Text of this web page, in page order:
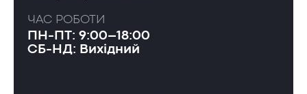
ЧАС РОБОТИ
ПН-ПТ: 9:00–18:00
СБ-НД: Вихідний